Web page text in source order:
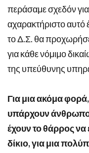
περάσαμε σχεδόν
αχαρακτήριστο
το Δ.Σ. θα
για κάθε νόμιμο
της υπεύθυνης
Για μια ακόμα φορά,
υπάρχουν
έχουν το θάρρος να
δίκιο, για μια